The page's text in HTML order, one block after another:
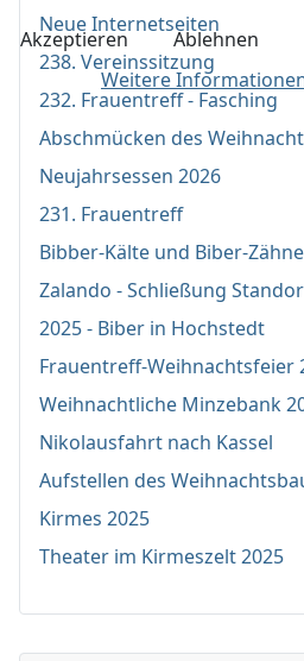
Neue Internetseiten
238. Vereinssitzung
232. Frauentreff - Fasching
Abschmücken des
Neujahrsessen 2026
231. Frauentreff
Bibber-Kälte und Biber-
Zalando - Schließung
2025 - Biber in Hochstedt
Frauentreff-Weihnachtsfeier
Weihnachtliche Minzebank
Nikolausfahrt nach Kassel
Aufstellen des
Kirmes 2025
Theater im Kirmeszelt 2025
Akzeptieren
Ablehnen
Weitere